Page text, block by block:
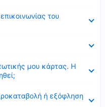
του
μου κάρτας. Η
ή εξόφληση